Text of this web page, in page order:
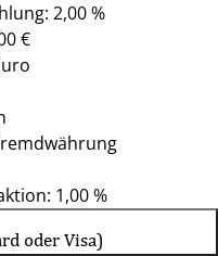
2,00 %
€
1,00 %
oder Visa)